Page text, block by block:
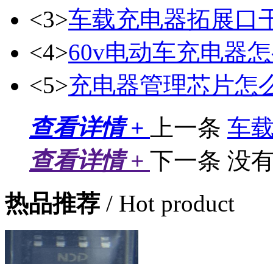
<3>车载充电器拓展口
<4>60v电动车充电器
<5>充电器管理芯片怎
查看详情 +
上一条 车
查看详情 + 下一条 没
热品推荐 / Hot product